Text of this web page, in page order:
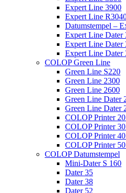
Expert Line 3900
Expert Line
Datumstempel –
Expert Line Dater
Expert Line Dater
Expert Line Dater
COLOP Green Line
Green Line S220
Green Line 2300
Green Line 2600
Green Line Dater
Green Line Dater
COLOP Printer
COLOP Printer
COLOP Printer
COLOP Printer
COLOP Datumstempel
Mini-Dater S 160
Dater 35
Dater 38
Dater 52